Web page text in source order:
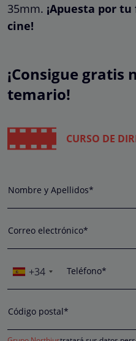
35mm. ¡Apuesta por
cine!
¡Consigue gratis
temario!
CURSO DE
Nombre y Apellidos*
Correo electrónico*
+34 Teléfono*
Código postal*